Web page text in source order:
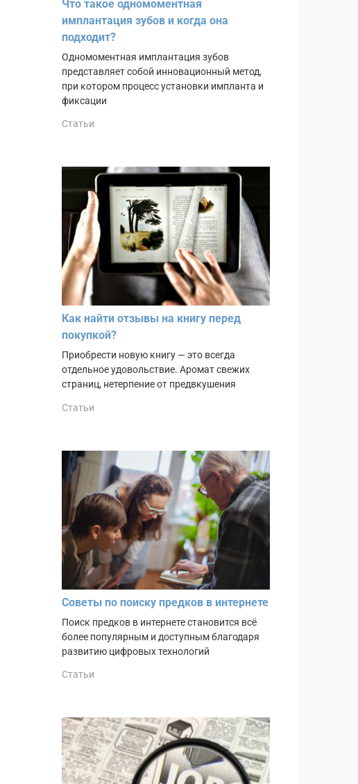
Что такое одномоментная
имплантация зубов и когда она
подходит?
Одномоментная имплантация зубов
представляет собой инновационный метод,
при котором процесс установки импланта и
фиксации
Статьи
Как найти отзывы на книгу перед
покупкой?
Приобрести новую книгу — это всегда
отдельное удовольствие. Аромат свежих
страниц, нетерпение от предвкушения
Статьи
Советы по поиску предков в интернете
Поиск предков в интернете становится всё
более популярным и доступным благодаря
развитию цифровых технологий
Статьи